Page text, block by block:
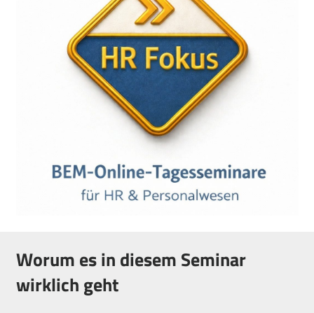
Worum es in diesem Seminar
wirklich geht